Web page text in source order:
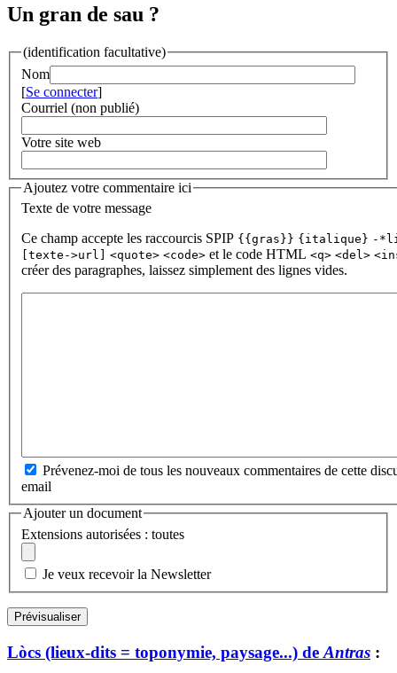
Un gran de sau ?
(identification facultative)
Nom
[Se connecter]
Courriel (non publié)
Votre site web
Ajoutez votre commentaire ici
Texte de votre message
Ce champ accepte les raccourcis SPIP {{gras}} {italique} -
[texte->url]
<quote> <code> et le code HTML <q> <del>
créer des paragraphes, laissez simplement des lignes vides.
Prévenez-moi de tous les nouveaux commentaires de cette
email
Ajouter un document
Extensions autorisées : toutes
Je veux recevoir la Newsletter
Lòcs (lieux-dits = toponymie, paysage...) de Antras :